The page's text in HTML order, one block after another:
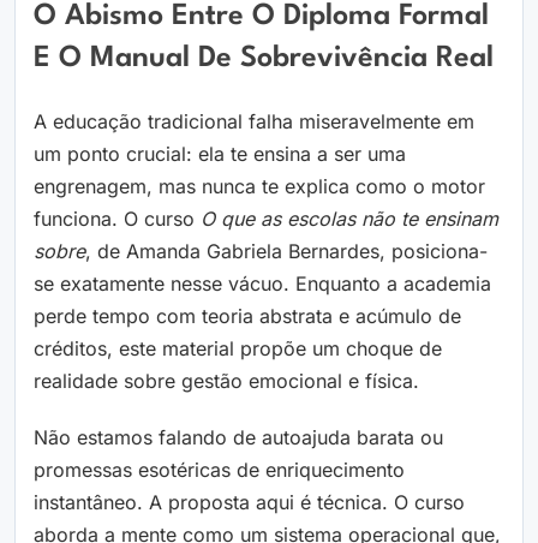
O Abismo Entre O Diploma Formal
E O Manual De Sobrevivência Real
A educação tradicional falha miseravelmente em
um ponto crucial: ela te ensina a ser uma
engrenagem, mas nunca te explica como o motor
funciona. O curso O que as escolas não te ensinam
sobre, de Amanda Gabriela Bernardes, posiciona-
se exatamente nesse vácuo. Enquanto a academia
perde tempo com teoria abstrata e acúmulo de
créditos, este material propõe um choque de
realidade sobre gestão emocional e física.
Não estamos falando de autoajuda barata ou
promessas esotéricas de enriquecimento
instantâneo. A proposta aqui é técnica. O curso
aborda a mente como um sistema operacional que,